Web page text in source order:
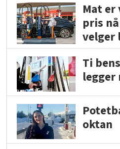
Mat
pris
velger
Ti
legger
oktan